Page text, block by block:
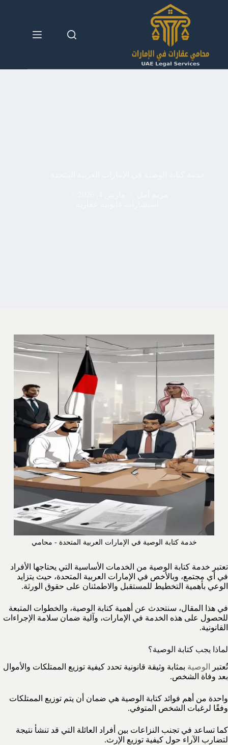
خدمة كتابة الوصية في الإمارات العربية المتحدة - محامي
تعتبر خدمة كتابة الوصية من الخدمات الأساسية التي يحتاجها الأفراد
في أي مجتمع، وبالأخص في الإمارات العربية المتحدة، حيث يتزايد
الوعي بأهمية التخطيط للمستقبل والاطمئنان على حقوق الورثة.
في هذا المقال، سنتحدث عن أهمية كتابة الوصية، والخطوات المتبعة
للحصول على هذه الخدمة في الإمارات، وآلية ضمان سلامة الإجراءات
القانونية.
لماذا يجب كتابة الوصية؟
تُعتبر
الوصية بمثابة وثيقة قانونية تحدد كيفية توزيع الممتلكات والأموال
بعد وفاة الشخص.
واحدة من أهم فوائد كتابة الوصية هي ضمان أن يتم توزيع الممتلكات
وفقًا لرغبات الشخص المتوفي.
كما تساعد في تجنب النزاعات بين أفراد العائلة التي قد تنشأ نتيجة
لتضارب الآراء حول كيفية توزيع الإرث.